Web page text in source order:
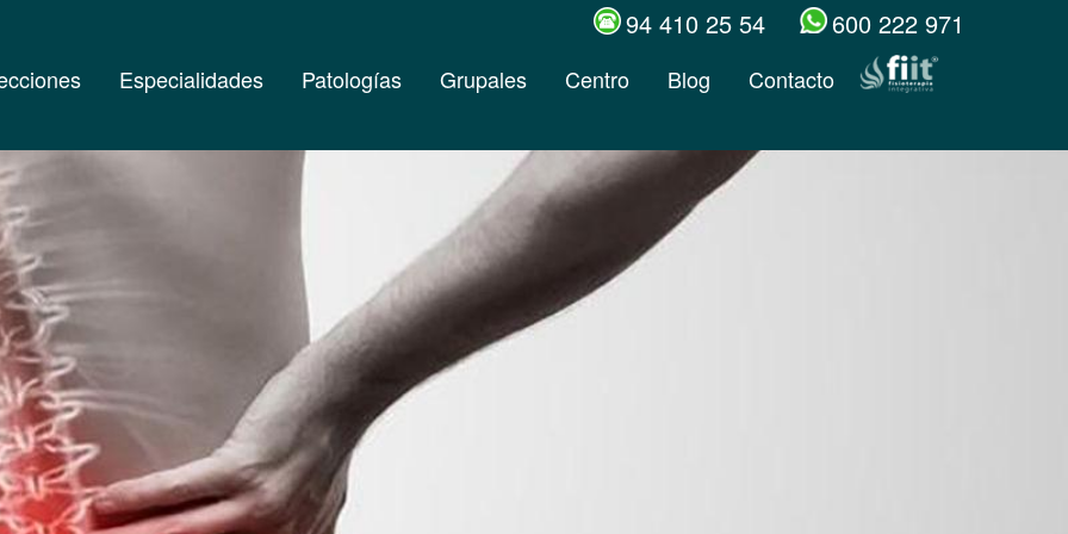
94 410 25 54 600 222 971
Especialidades Patologías Grupales Centro Blog Contacto